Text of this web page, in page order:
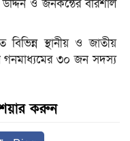
ও জনকন্ঠের বরিশাল
স্থানীয় ও জাতীয়
গনমাধ্যমের ৩০ জন সদস্য
করুন